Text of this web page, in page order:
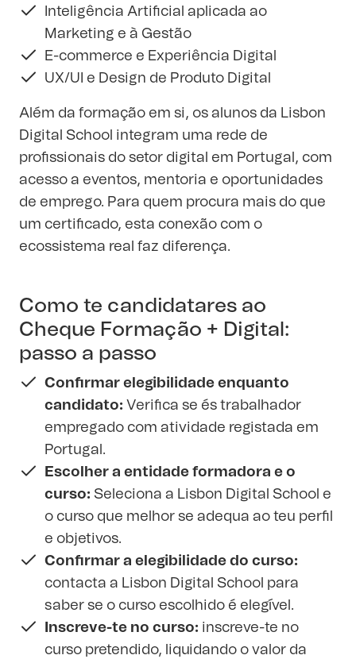
Inteligência Artificial aplicada ao
Marketing e à Gestão
E-commerce e Experiência Digital
UX/UI e Design de Produto Digital
Além da formação em si, os alunos da Lisbon
Digital School integram uma rede de
profissionais do setor digital em Portugal, com
acesso a eventos, mentoria e oportunidades
de emprego. Para quem procura mais do que
um certificado, esta conexão com o
ecossistema real faz diferença.
Como te candidatares ao
Cheque Formação + Digital:
passo a passo
Confirmar elegibilidade enquanto
candidato: Verifica se és trabalhador
empregado com atividade registada em
Portugal.
Escolher a entidade formadora e o
curso: Seleciona a Lisbon Digital School e
o curso que melhor se adequa ao teu perfil
e objetivos.
Confirmar a elegibilidade do curso:
contacta a Lisbon Digital School para
saber se o curso escolhido é elegível.
Inscreve-te no curso: inscreve-te no
curso pretendido, liquidando o valor da